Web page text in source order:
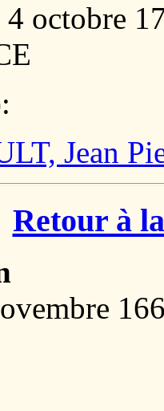
4 octobre
:
Jean
Retour à